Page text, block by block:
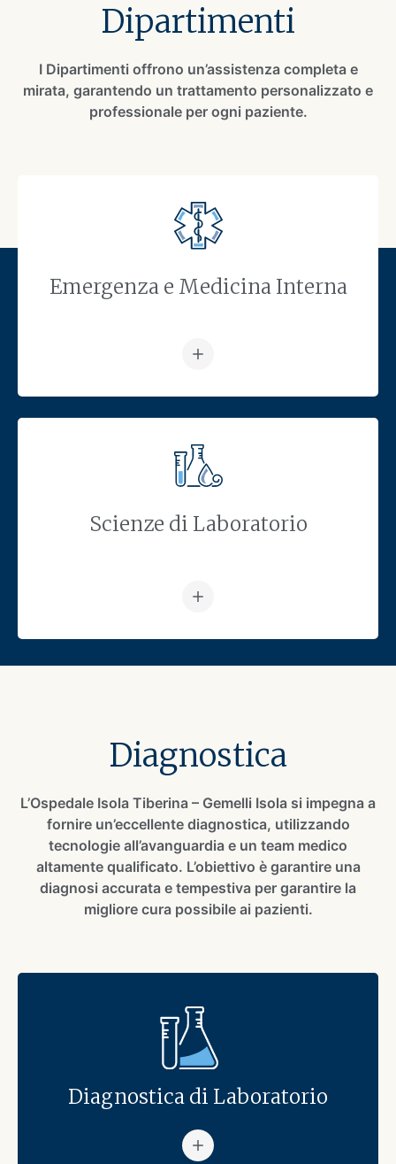
Dipartimenti
I Dipartimenti offrono un’assistenza completa e
mirata, garantendo un trattamento personalizzato e
professionale per ogni paziente.
Emergenza e Medicina Interna
Vai alla pagina: Emergenza
Scienze di Laboratorio
Vai alla pagina: Scienze di
Diagnostica
L’Ospedale Isola Tiberina – Gemelli Isola si impegna a
fornire un’eccellente diagnostica, utilizzando
tecnologie all’avanguardia e un team medico
altamente qualificato. L’obiettivo è garantire una
diagnosi accurata e tempestiva per garantire la
migliore cura possibile ai pazienti.
Diagnostica di Laboratorio
Vai al dipartimento: